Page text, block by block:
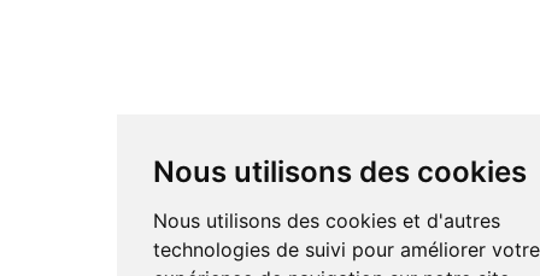
Nous utilisons des cookies
Nous utilisons des cookies et d'autres
technologies de suivi pour améliorer votre